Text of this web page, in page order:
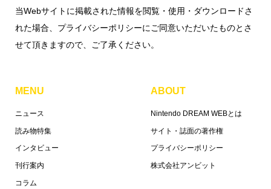
当Webサイトに掲載された情報を閲覧・使用・ダウンロードさ
れた場合、プライバシーポリシーにご同意いただいたものとさ
せて頂きますので、ご了承ください。
MENU
ニュース
読み物特集
インタビュー
刊行案内
コラム
ABOUT
Nintendo DREAM WEBとは
サイト・誌面の著作権
プライバシーポリシー
株式会社アンビット